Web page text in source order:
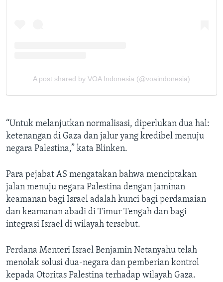
“Untuk melanjutkan normalisasi, diperlukan dua hal:
ketenangan di Gaza dan jalur yang kredibel menuju
negara Palestina,” kata Blinken.
Para pejabat AS mengatakan bahwa menciptakan
jalan menuju negara Palestina dengan jaminan
keamanan bagi Israel adalah kunci bagi perdamaian
dan keamanan abadi di Timur Tengah dan bagi
integrasi Israel di wilayah tersebut.
Perdana Menteri Israel Benjamin Netanyahu telah
menolak solusi dua-negara dan pemberian kontrol
kepada Otoritas Palestina terhadap wilayah Gaza.